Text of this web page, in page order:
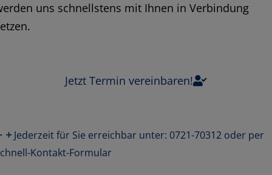
uns schnellstens mit Ihnen in Verbindung
Jetzt Termin vereinbaren!
Jederzeit für Sie erreichbar unter: 0721-70312 oder per
Kontakt-Formular